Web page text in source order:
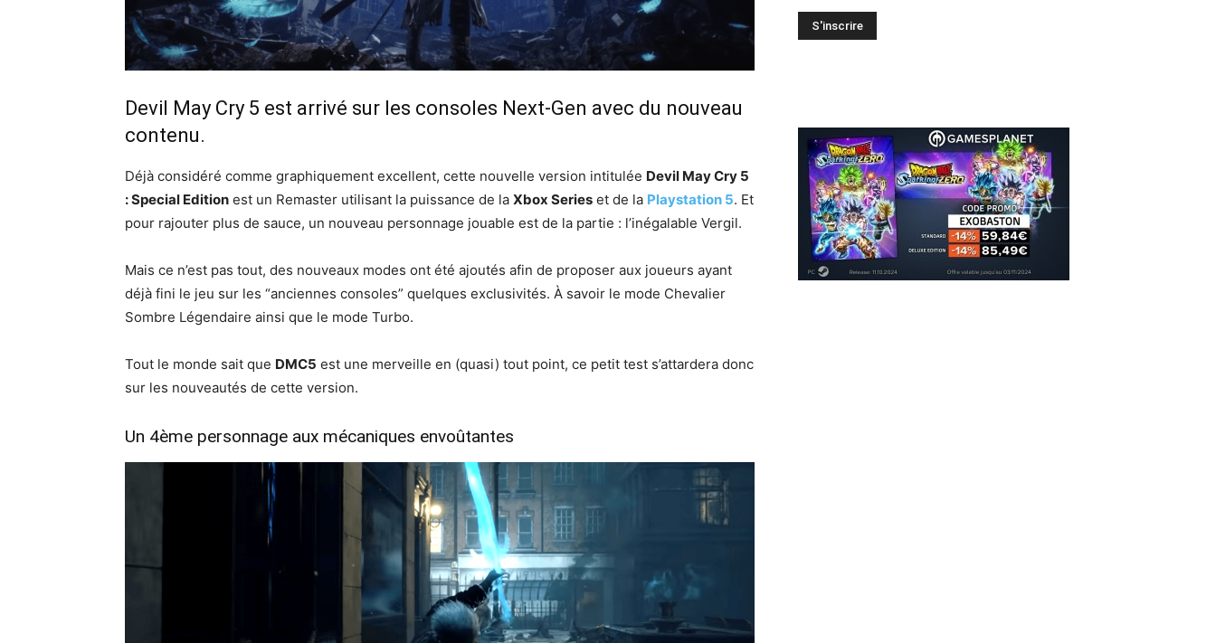
Devil May Cry 5 est arrivé sur les consoles Next-Gen avec du nouveau
contenu.
Déjà considéré comme graphiquement excellent, cette nouvelle version intitulée Devil May Cry 5
: Special Edition est un Remaster utilisant la puissance de la Xbox Series et de la Playstation 5. Et
pour rajouter plus de sauce, un nouveau personnage jouable est de la partie : l’inégalable Vergil.
Mais ce n’est pas tout, des nouveaux modes ont été ajoutés afin de proposer aux joueurs ayant
déjà fini le jeu sur les “anciennes consoles” quelques exclusivités. À savoir le mode Chevalier
Sombre Légendaire ainsi que le mode Turbo.
Tout le monde sait que DMC5 est une merveille en (quasi) tout point, ce petit test s’attardera donc
sur les nouveautés de cette version.
Un 4ème personnage aux mécaniques envoûtantes